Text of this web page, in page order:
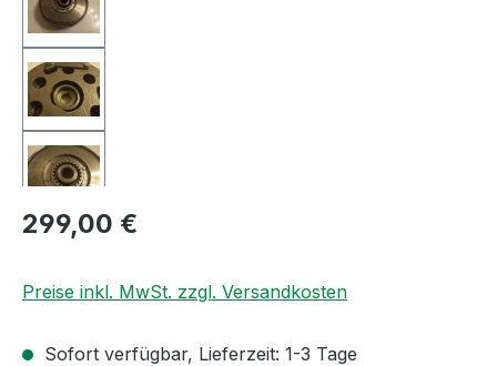
Regulärer Preis:
299,00 €
Preise inkl. MwSt. zzgl. Versandkosten
Sofort verfügbar, Lieferzeit: 1-3 Tage